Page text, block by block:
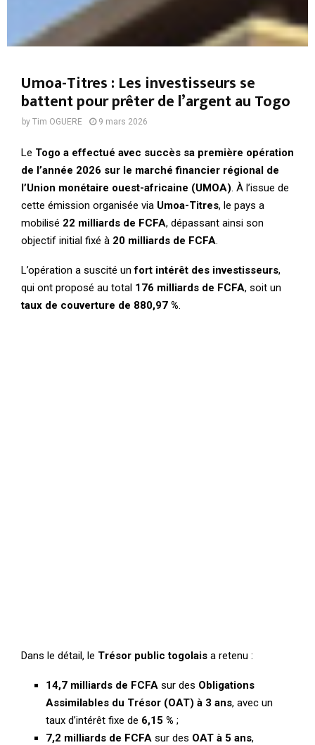
Umoa-Titres : Les investisseurs se
battent pour prêter de l’argent au Togo
by Tim OGUERE 9 mars 2026
Le Togo a effectué avec succès sa première opération
de l’année 2026 sur le marché financier régional de
l’Union monétaire ouest-africaine (UMOA) . À l’issue de
cette émission organisée via Umoa-Titres, le pays a
mobilisé 22 milliards de FCFA, dépassant ainsi son
objectif initial fixé à 20 milliards de FCFA
L’opération a suscité unfort intérêt des investisseurs,
qui ont proposé au total 176 milliards de FCFA, soit un
taux de couverture de 880,97 %
Dans le détail, le Trésor public togolais a retenu :
14,7 milliards de FCFA sur des Obligations
Assimilables du Trésor (OAT) à 3 ans, avec un
taux d’intérêt fixe de 6,15 % ;
7,2 milliards de FCFA sur des OAT à 5 ans,